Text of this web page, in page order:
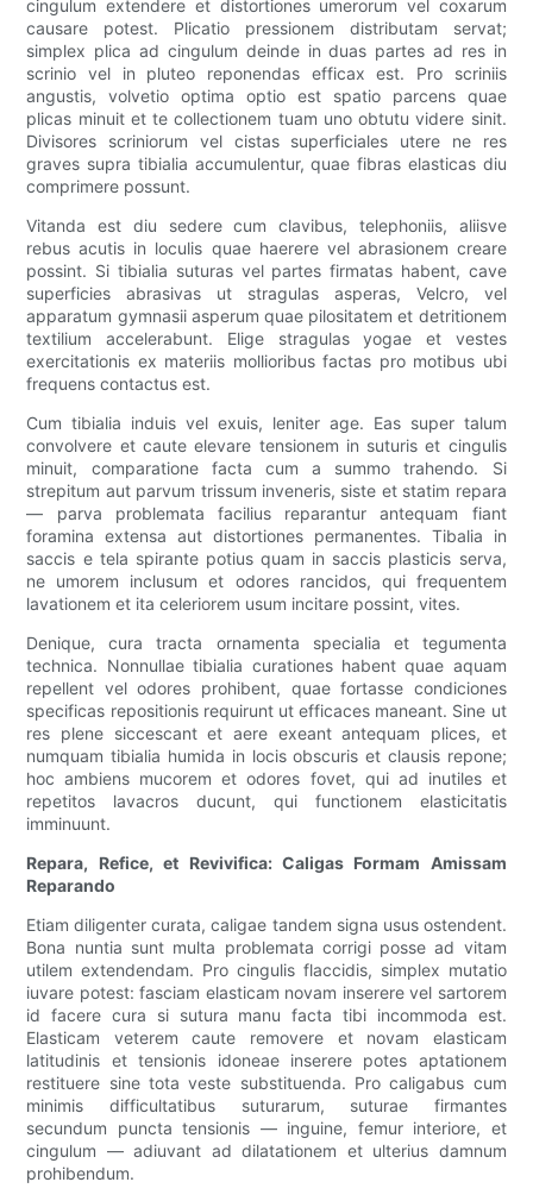
cingulum extendere et distortiones umerorum vel coxarum
causare potest. Plicatio pressionem distributam servat;
simplex plica ad cingulum deinde in duas partes ad res in
scrinio vel in pluteo reponendas efficax est. Pro scriniis
angustis, volvetio optima optio est spatio parcens quae
plicas minuit et te collectionem tuam uno obtutu videre sinit.
Divisores scriniorum vel cistas superficiales utere ne res
graves supra tibialia accumulentur, quae fibras elasticas diu
comprimere possunt.
Vitanda est diu sedere cum clavibus, telephoniis, aliisve
rebus acutis in loculis quae haerere vel abrasionem creare
possint. Si tibialia suturas vel partes firmatas habent, cave
superficies abrasivas ut stragulas asperas, Velcro, vel
apparatum gymnasii asperum quae pilositatem et detritionem
textilium accelerabunt. Elige stragulas yogae et vestes
exercitationis ex materiis mollioribus factas pro motibus ubi
frequens contactus est.
Cum tibialia induis vel exuis, leniter age. Eas super talum
convolvere et caute elevare tensionem in suturis et cingulis
minuit, comparatione facta cum a summo trahendo. Si
strepitum aut parvum trissum inveneris, siste et statim repara
— parva problemata facilius reparantur antequam fiant
foramina extensa aut distortiones permanentes. Tibalia in
saccis e tela spirante potius quam in saccis plasticis serva,
ne umorem inclusum et odores rancidos, qui frequentem
lavationem et ita celeriorem usum incitare possint, vites.
Denique, cura tracta ornamenta specialia et tegumenta
technica. Nonnullae tibialia curationes habent quae aquam
repellent vel odores prohibent, quae fortasse condiciones
specificas repositionis requirunt ut efficaces maneant. Sine ut
res plene siccescant et aere exeant antequam plices, et
numquam tibialia humida in locis obscuris et clausis repone;
hoc ambiens mucorem et odores fovet, qui ad inutiles et
repetitos lavacros ducunt, qui functionem elasticitatis
imminuunt.
Repara, Refice, et Revivifica: Caligas Formam Amissam
Reparando
Etiam diligenter curata, caligae tandem signa usus ostendent.
Bona nuntia sunt multa problemata corrigi posse ad vitam
utilem extendendam. Pro cingulis flaccidis, simplex mutatio
iuvare potest: fasciam elasticam novam inserere vel sartorem
id facere cura si sutura manu facta tibi incommoda est.
Elasticam veterem caute removere et novam elasticam
latitudinis et tensionis idoneae inserere potes aptationem
restituere sine tota veste substituenda. Pro caligabus cum
minimis difficultatibus suturarum, suturae firmantes
secundum puncta tensionis — inguine, femur interiore, et
cingulum — adiuvant ad dilatationem et ulterius damnum
prohibendum.